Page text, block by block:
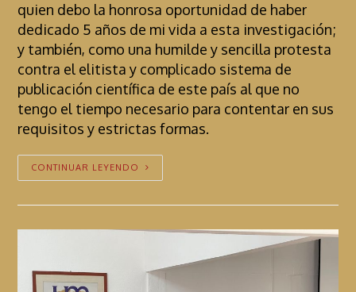
quien debo la honrosa oportunidad de haber
dedicado 5 años de mi vida a esta investigación;
y también, como una humilde y sencilla protesta
contra el elitista y complicado sistema de
publicación científica de este país al que no
tengo el tiempo necesario para contentar en sus
requisitos y estrictas formas.
CONTINUAR LEYENDO